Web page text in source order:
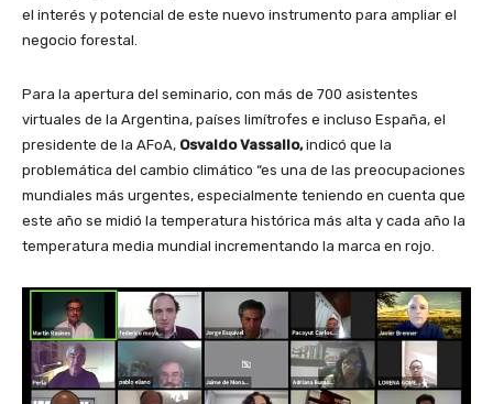
el interés y potencial de este nuevo instrumento para ampliar el
negocio forestal.
Para la apertura del seminario, con más de 700 asistentes
virtuales de la Argentina, países limítrofes e incluso España, el
presidente de la AFoA, Osvaldo Vassallo,indicó que la
problemática del cambio climático “es una de las preocupaciones
mundiales más urgentes, especialmente teniendo en cuenta que
este año se midió la temperatura histórica más alta y cada año la
temperatura media mundial incrementando la marca en rojo.